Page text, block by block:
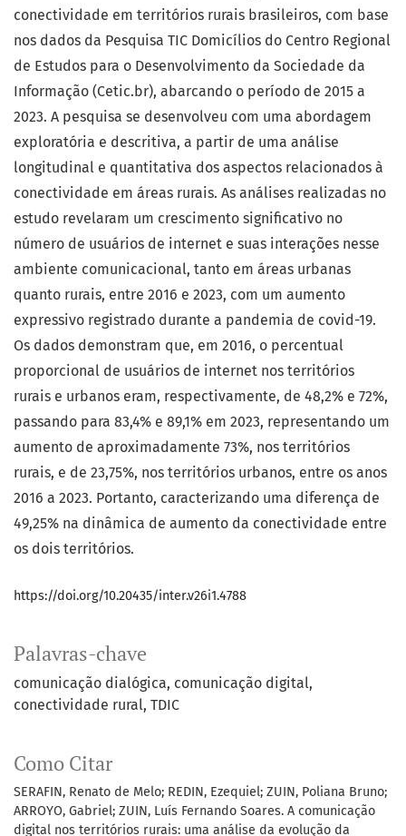
Palavras-chave
comunicação dialógica comunicação digital
conectividade rural TDIC
Como Citar
SERAFIN, Renato de Melo; REDIN, Ezequiel; ZUIN, Poliana Bruno;
ARROYO, Gabriel; ZUIN, Luís Fernando Soares. A comunicação
digital nos territórios rurais: uma análise da evolução da
conectividade em territórios rurais brasileiros, com base
nos dados da Pesquisa TIC Domicílios do Centro Regional
de Estudos para o Desenvolvimento da Sociedade da
Informação (Cetic.br), abarcando o período de 2015 a
2023. A pesquisa se desenvolveu com uma abordagem
exploratória e descritiva, a partir de uma análise
longitudinal e quantitativa dos aspectos relacionados à
conectividade em áreas rurais. As análises realizadas no
estudo revelaram um crescimento significativo no
número de usuários de internet e suas interações nesse
ambiente comunicacional, tanto em áreas urbanas
quanto rurais, entre 2016 e 2023, com um aumento
expressivo registrado durante a pandemia de covid-19.
Os dados demonstram que, em 2016, o percentual
proporcional de usuários de internet nos territórios
rurais e urbanos eram, respectivamente, de 48,2% e 72%,
passando para 83,4% e 89,1% em 2023, representando um
aumento de aproximadamente 73%, nos territórios
rurais, e de 23,75%, nos territórios urbanos, entre os anos
2016 a 2023. Portanto, caracterizando uma diferença de
49,25% na dinâmica de aumento da conectividade entre
os dois territórios.
https://doi.org/10.20435/inter.v26i1.4788